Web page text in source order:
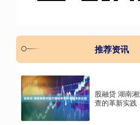
推荐资讯
股融贷 湖南
查的革新实践